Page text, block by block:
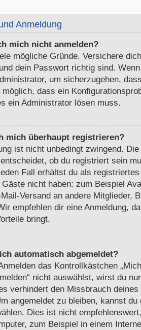
Anmeldung
mich nicht anmelden?
mögliche Gründe. Versichere
dein Passwort richtig sind.
um sicherzugehen,
dass ein
ein Administrator lösen muss.
mich überhaupt registrieren?
ist nicht unbedingt zwingend.
ob du registriert sein
Fall erhältst du als
Gäste nicht haben: zum Beispiel
Versand an andere Mitglieder,
empfehlen dir eine Anmeldung,
bringt.
automatisch abgemeldet?
das Kontrollkästchen
nicht auswählst, wirst du
verhindert den Missbrauch
angemeldet zu bleiben, kannst
Dies ist nicht
zum Beispiel in einem